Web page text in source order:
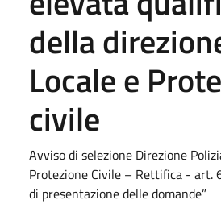
della
Locale e
civile
Avviso di selezione Direzione
Protezione Civile – Rettifica - art.
di presentazione delle domande”